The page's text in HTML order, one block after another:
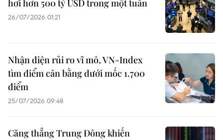
hơi hơn 500 tỷ USD trong một tuần
26/07/2026 01:21
Nhận diện rủi ro vĩ mô, VN-Index
tìm điểm cân bằng dưới mốc 1.700
điểm
25/07/2026 09:48
Căng thẳng Trung Đông khiến